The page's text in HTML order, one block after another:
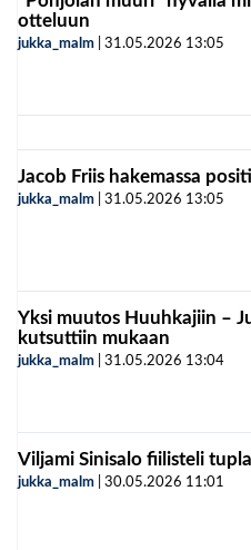
otteluun
jukka_malm 31.05.2026 13:05
Jacob Friis hakemassa
jukka_malm 31.05.2026 13:05
Yksi muutos Huuhkajiin –
kutsuttiin mukaan
jukka_malm 31.05.2026 13:04
Viljami Sinisalo fiilisteli
jukka_malm 30.05.2026 11:01